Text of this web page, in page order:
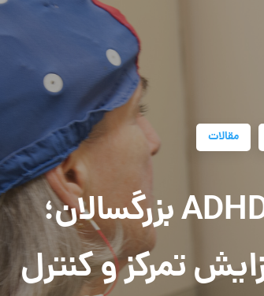
مقالات
نوروفیدبک برای ADHD بزرگسالان؛
تمرکز و کنترل